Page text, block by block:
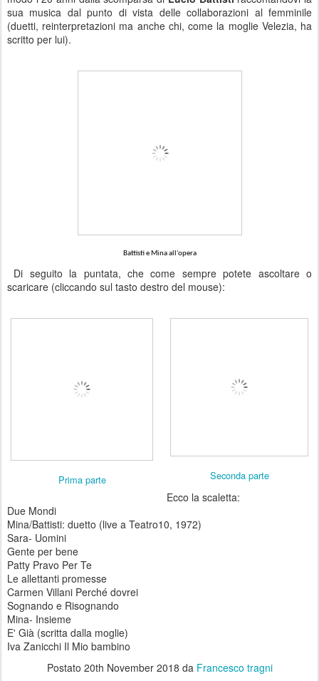
sua musica dal punto di vista delle collaborazioni al femminile
(duetti, reinterpretazioni ma anche chi, come la moglie Velezia, ha
scritto per lui).
Battisti e Mina all'opera
Di seguito la puntata, che come sempre potete ascoltare o
scaricare (cliccando sul tasto destro del mouse):
Prima parte Seconda parte
Ecco la scaletta:
Due Mondi
Mina/Battisti: duetto (live a Teatro10, 1972)
Sara- Uomini
Gente per bene
Patty Pravo Per Te
Le allettanti promesse
Carmen Villani Perché dovrei
Sognando e Risognando
Mina- Insieme
E' Già (scritta dalla moglie)
Iva Zanicchi Il Mio bambino
Postato 20th November 2018 da Francesco tragni